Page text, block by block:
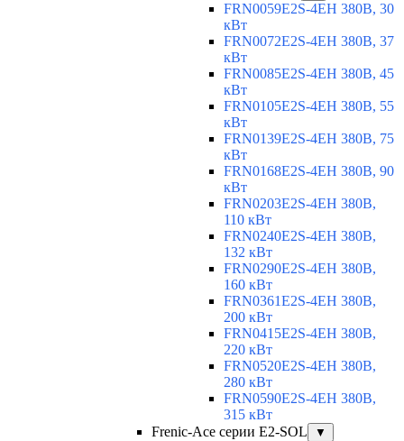
FRN0059E2S-4EH 380В, 30
кВт
FRN0072E2S-4EH 380В, 37
кВт
FRN0085E2S-4EH 380В, 45
кВт
FRN0105E2S-4EH 380В, 55
кВт
FRN0139E2S-4EH 380В, 75
кВт
FRN0168E2S-4EH 380В, 90
кВт
FRN0203E2S-4EH 380В,
110 кВт
FRN0240E2S-4EH 380В,
132 кВт
FRN0290E2S-4EH 380В,
160 кВт
FRN0361E2S-4EH 380В,
200 кВт
FRN0415E2S-4EH 380В,
220 кВт
FRN0520E2S-4EH 380В,
280 кВт
FRN0590E2S-4EH 380В,
315 кВт
Frenic-Ace серии E2-SOL
▼